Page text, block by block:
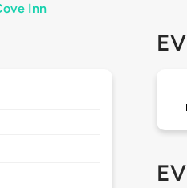
Inn